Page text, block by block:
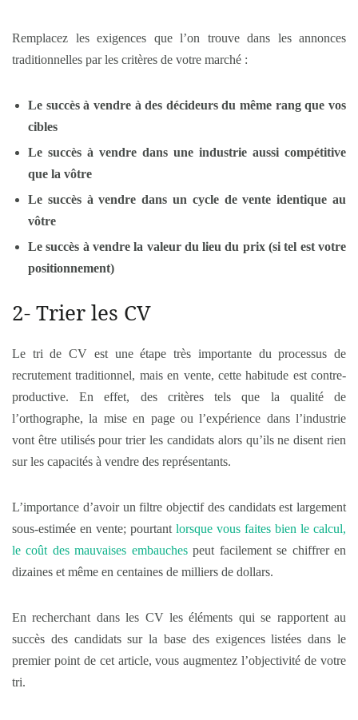
Remplacez les exigences que l’on trouve dans les annonces
traditionnelles par les critères de votre marché :
Le succès à vendre à des décideurs du même rang que vos
cibles
Le succès à vendre dans une industrie aussi compétitive
que la vôtre
Le succès à vendre dans un cycle de vente identique au
vôtre
Le succès à vendre la valeur du lieu du prix (si tel est votre
positionnement)
2- Trier les CV
Le tri de CV est une étape très importante du processus de
recrutement traditionnel, mais en vente, cette habitude est contre-
productive. En effet, des critères tels que la qualité de
l’orthographe, la mise en page ou l’expérience dans l’industrie
vont être utilisés pour trier les candidats alors qu’ils ne disent rien
sur les capacités à vendre des représentants.
L’importance d’avoir un filtre objectif des candidats est largement
sous-estimée en vente; pourtant lorsque vous faites bien le calcul,
le coût des mauvaises embauchespeut facilement se chiffrer en
dizaines et même en centaines de milliers de dollars.
En recherchant dans les CV les éléments qui se rapportent au
succès des candidats sur la base des exigences listées dans le
premier point de cet article, vous augmentez l’objectivité de votre
tri.